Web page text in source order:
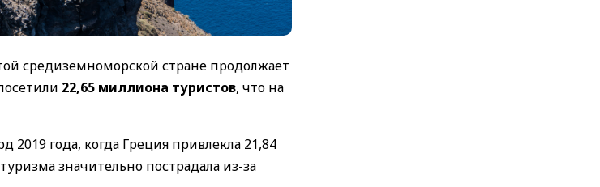
средиземноморской стране продолжает
22,65 миллиона туристов, что на
года, когда Греция привлекла 21,84
значительно пострадала из-за